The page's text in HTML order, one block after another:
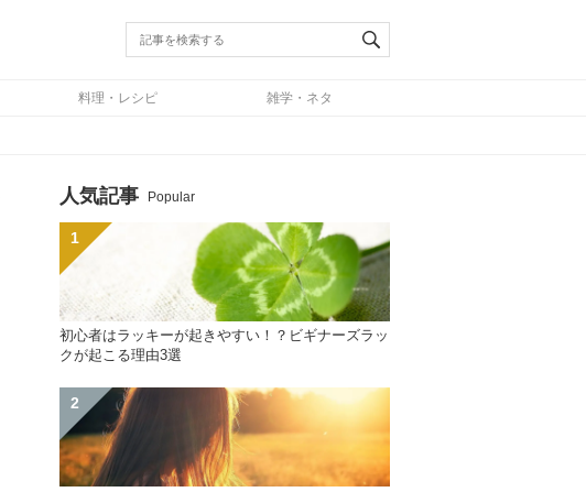
料理・レシピ 雑学・ネタ
人気記事 Popular
初心者はラッキーが起きやすい！？ビギナーズラッ
クが起こる理由3選